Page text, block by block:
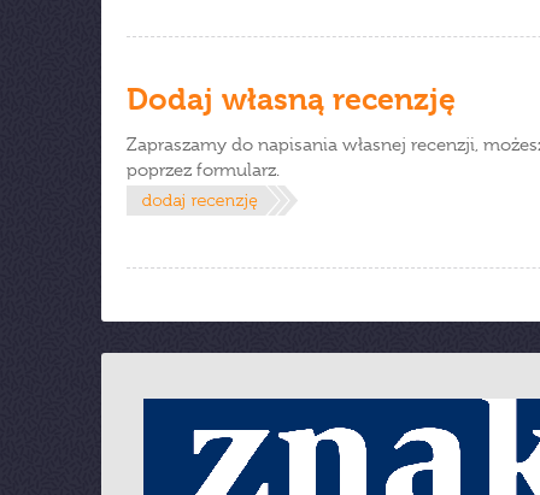
Dodaj własną recenzję
Zapraszamy do napisania własnej recenzji,
poprzez formularz.